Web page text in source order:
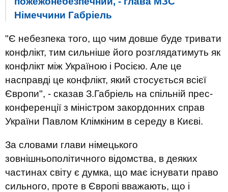
Німеччини Габріель
"Є небезпека того, що чим довше буде тривати
конфлікт, тим сильніше його розглядатимуть як
конфлікт між Україною і Росією. Але це
насправді це конфлікт, який стосується всієї
Європи", - сказав З.Габріель на спільній прес-
конференції з міністром закордонних справ
України Павлом Клімкіним в середу в Києві.
За словами глави німецького
зовнішньополітичного відомства, в деяких
частинах світу є думка, що має існувати право
сильного, проте в Європі вважають, що і